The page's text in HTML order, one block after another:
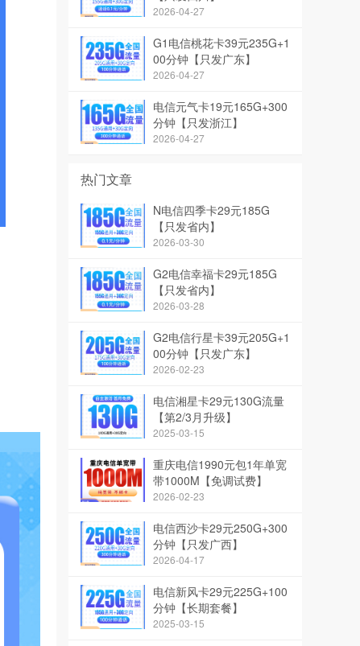
2026-04-27
G1电信桃花卡39元235G+1
00分钟【只发广东】
2026-04-27
电信元气卡19元165G+300
分钟【只发浙江】
2026-04-27
热门文章
N电信四季卡29元185G
【只发省内】
2026-03-30
G2电信幸福卡29元185G
【只发省内】
2026-03-28
G2电信行星卡39元205G+1
00分钟【只发广东】
2026-02-23
电信湘星卡29元130G流量
【第2/3月升级】
2025-03-15
重庆电信1990元包1年单宽
带1000M【免调试费】
2026-02-23
电信西沙卡29元250G+300
分钟【只发广西】
2026-04-17
电信新风卡29元225G+100
分钟【长期套餐】
2025-03-15